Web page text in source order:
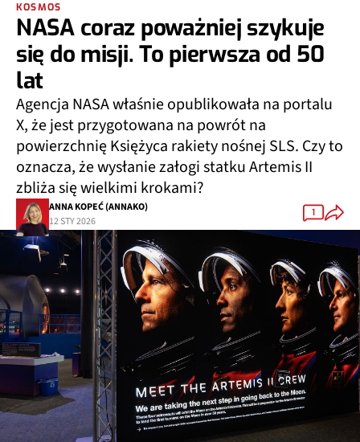
KOSMOS
NASA coraz poważniej szykuje
się do misji. To pierwsza od 50
lat
Agencja NASA właśnie opublikowała na portalu
X, że jest przygotowana na powrót na
powierzchnię Księżyca rakiety nośnej SLS. Czy to
oznacza, że wysłanie załogi statku Artemis II
zbliża się wielkimi krokami?
ANNA KOPEĆ (ANNAKO)
12 STY 2026
1